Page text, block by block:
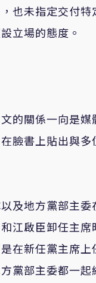
也未指定交付特
立場的態度。
的關係一向是媒
臉書上貼出與多
及地方黨部主委
江啟臣卸任主席
在新任黨主席上
黨部主委都一起